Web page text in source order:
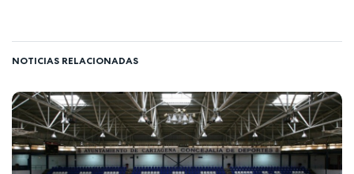
NOTICIAS RELACIONADAS